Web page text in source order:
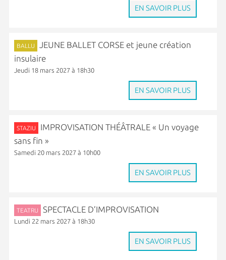
EN SAVOIR PLUS
BALLU
JEUNE BALLET CORSE et jeune création
insulaire
Jeudi 18 mars 2027 à 18h30
EN SAVOIR PLUS
STAZIU
IMPROVISATION THÉÂTRALE « Un voyage
sans fin »
Samedi 20 mars 2027 à 10h00
EN SAVOIR PLUS
TEATRU SPECTACLE D’IMPROVISATION
Lundi 22 mars 2027 à 18h30
EN SAVOIR PLUS